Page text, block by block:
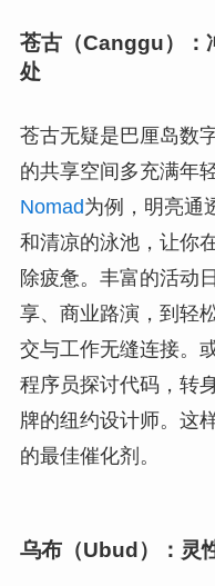
苍古（Canggu）：
处
苍古无疑是巴厘岛数
的共享空间多充满年
Nomad为例，明亮通
和清凉的泳池，让你
除疲惫。丰富的活动
享、商业路演，到轻
交与工作无缝连接。
程序员探讨代码，转
牌的纽约设计师。这
的最佳催化剂。
乌布（Ubud）：灵